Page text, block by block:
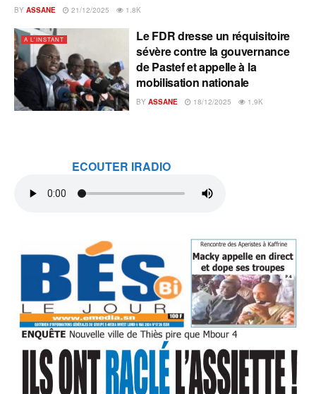
BY ASSANE 21/12/2025 1.8K
A L'INSTANT
Le FDR dresse un réquisitoire
sévère contre la gouvernance
de Pastef et appelle à la
mobilisation nationale
BY ASSANE 18/12/2025 1.9K
ECOUTER IRADIO